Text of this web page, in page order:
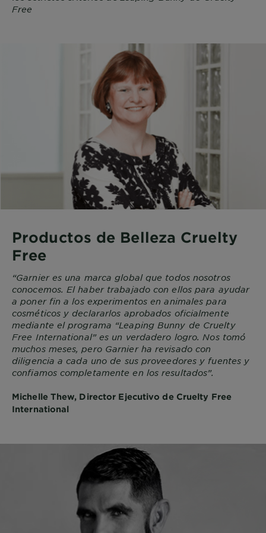
Free
Productos de Belleza Cruelty
Free
“Garnier es una marca global que todos nosotros
conocemos. El haber trabajado con ellos para ayudar
a poner fin a los experimentos en animales para
cosméticos y declararlos aprobados oficialmente
mediante el programa “Leaping Bunny de Cruelty
Free International” es un verdadero logro. Nos tomó
muchos meses, pero Garnier ha revisado con
diligencia a cada uno de sus proveedores y fuentes y
confiamos completamente en los resultados”.
Michelle Thew, Director Ejecutivo de Cruelty Free
International